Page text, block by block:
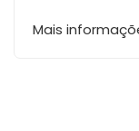
Mais